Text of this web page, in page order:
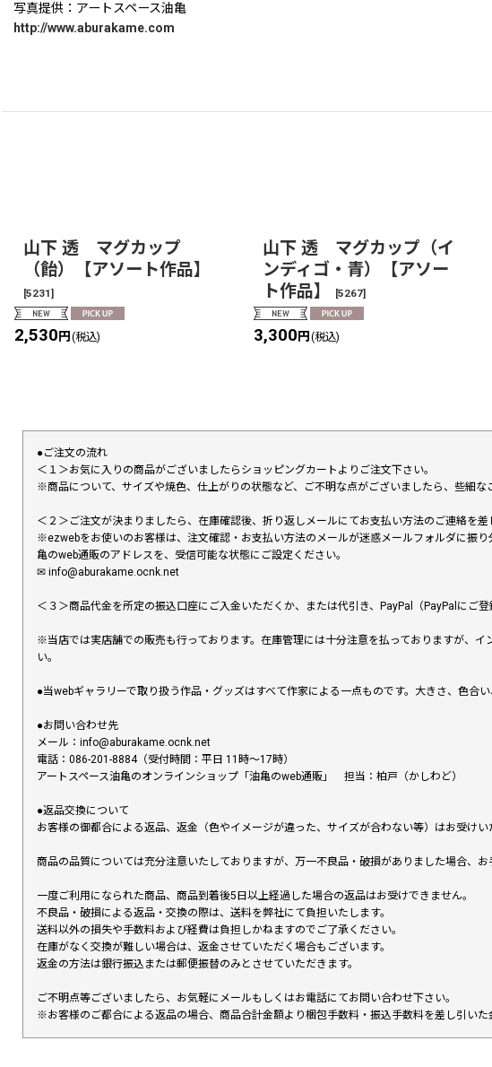
写真提供：アートスペース油亀
http://www.aburakame.com
山下 透 マグカップ
（飴）【アソート作品】
[5231]
2,530円 (税込)
山下 透 マグカップ（イ
ンディゴ・青）【アソー
ト作品】
[5267]
3,300円 (税込)
●ご注文の流れ
＜１＞お気に入りの商品がございましたらショッピングカートよりご注文下さい。
※商品について、サイズや焼色、仕上がりの状態など、ご不明な点がございましたら、些細
＜２＞ご注文が決まりましたら、在庫確認後、折り返しメールにてお支払い方法のご連絡を差
※ezwebをお使いのお客様は、注文確認・お支払い方法のメールが迷惑メールフォルダに振
亀のweb通販のアドレスを、受信可能な状態にご設定ください。
✉︎ info@aburakame.ocnk.net
＜３＞商品代金を所定の振込口座にご入金いただくか、または代引き、PayPal（PayPalにご
※当店では実店舗での販売も行っております。在庫管理には十分注意を払っておりますが、
い。
●当webギャラリーで取り扱う作品・グッズはすべて作家による一点ものです。大きさ、色合
●お問い合わせ先
メール：info@aburakame.ocnk.net
電話：086-201-8884（受付時間：平日 11時〜17時）
アートスペース油亀のオンラインショップ「油亀のweb通販」 担当：柏戸（かしわど）
●返品交換について
お客様の御都合による返品、返金（色やイメージが違った、サイズが合わない等）はお受けい
商品の品質については充分注意いたしておりますが、万一不良品・破損がありました場合、
一度ご利用になられた商品、商品到着後5日以上経過した場合の返品はお受けできません。
不良品・破損による返品・交換の際は、送料を弊社にて負担いたします。
送料以外の損失や手数料および経費は負担しかねますのでご了承ください。
在庫がなく交換が難しい場合は、返金させていただく場合もございます。
返金の方法は銀行振込または郵便振替のみとさせていただきます。
ご不明点等ございましたら、お気軽にメールもしくはお電話にてお問い合わせ下さい。
※お客様のご都合による返品の場合、商品合計金額より梱包手数料・振込手数料を差し引い